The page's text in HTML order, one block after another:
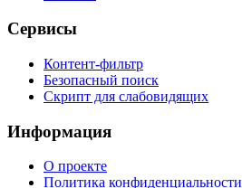
Сервисы
Контент-фильтр
Безопасный поиск
Скрипт для слабовидящих
Информация
О проекте
Политика конфиденциальности